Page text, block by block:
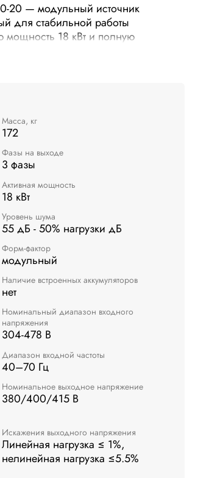
— модульный источник
для стабильной работы
мощность 18 кВт и полную
— 3 фазы, выход — 3 фазы.
модульная конструкция
Масса, кг
172
Фазы на выходе
3 фазы
Активная мощность
18 кВт
Уровень шума
55 дБ - 50% нагрузки дБ
Форм-фактор
модульный
Наличие встроенных аккумуляторов
нет
Номинальный диапазон входного
напряжения
304-478 В
Диапазон входной частоты
40–70 Гц
Номинальное выходное напряжение
380/400/415 В
Искажения выходного напряжения
Линейная нагрузка ≤ 1%,
нелинейная нагрузка ≤5.5%